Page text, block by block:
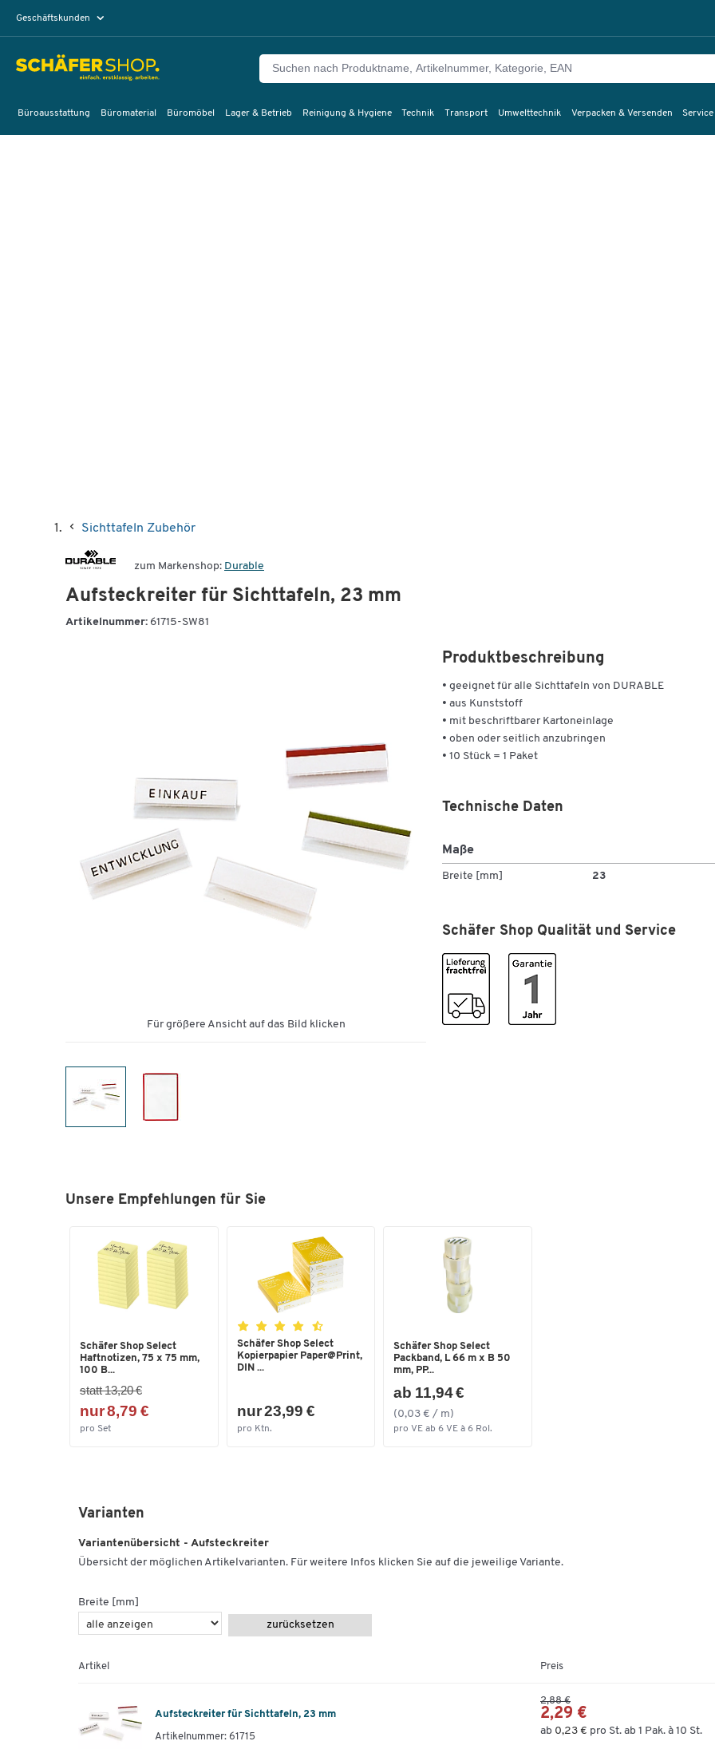
Geschäftskunden
Büroausstattung Büromaterial Büromöbel Lager & Betrieb Reinigung & Hygiene Technik Transport Umwelttechnik Verpacken & Versenden
Sichttafeln Zubehör
zum Markenshop: Durable
Aufsteckreiter für Sichttafeln, 23 mm
Artikelnummer: 61715-SW81
Für größere Ansicht auf das Bild klicken
Produktbeschreibung
• geeignet für alle Sichttafeln von DURABLE
• aus Kunststoff
• mit beschriftbarer Kartoneinlage
• oben oder seitlich anzubringen
• 10 Stück = 1 Paket
Technische Daten
Maße
Breite [mm] 23
Schäfer Shop Qualität und Service
Unsere Empfehlungen für Sie
Schäfer Shop Select
Haftnotizen, 75 x 75 mm,
100 B...
statt 13,20 €
nur 8,79 €
pro Set
Schäfer Shop Select
Kopierpapier Paper@Print,
DIN ...
nur 23,99 €
pro Ktn.
Schäfer Shop Select
Packband, L 66 m x B 50
mm, PP...
ab 11,94 €
(0,03 € / m)
pro VE ab 6 VE à 6 Rol.
Varianten
Variantenübersicht - Aufsteckreiter
Übersicht der möglichen Artikelvarianten. Für weitere Infos klicken Sie auf die jeweilige Variante.
Breite [mm]
zurücksetzen
Artikel Preis
Aufsteckreiter für Sichttafeln, 23 mm
Artikelnummer: 61715
2,88 €
2,29 €
ab 0,23 € pro St. ab 1 Pak. à 10 St.